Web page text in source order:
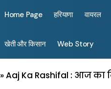
Home Page हरियाणा वायरल
खेती और किसान Web Story
»Aaj Ka Rashifal : आज